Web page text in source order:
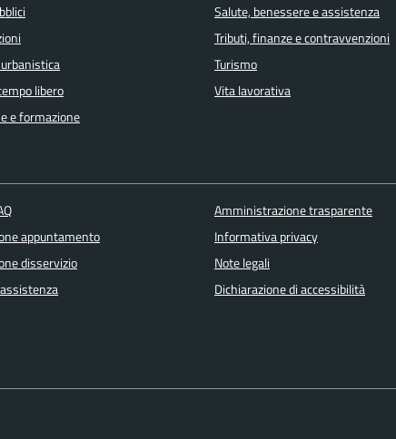
libero
e formazione
Salute, benessere e assistenza
Tributi, finanze e contravvenzioni
Turismo
Vita lavorativa
appuntamento
disservizio
Amministrazione trasparente
Informativa privacy
Note legali
Dichiarazione di accessibilità